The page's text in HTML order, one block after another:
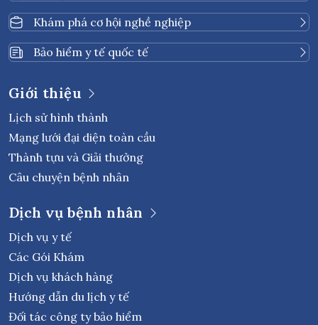
Khám phá cơ hội nghề nghiệp
Bảo hiểm y tế quốc tế
Giới thiệu
Lịch sử hình thành
Mạng lưới đại diện toàn cầu
Thành tựu và Giải thưởng
Câu chuyện bệnh nhân
Dịch vụ bệnh nhân
Dịch vụ y tế
Các Gói Khám
Dịch vụ khách hàng
Hướng dẫn du lịch y tế
Đối tác công ty bảo hiểm